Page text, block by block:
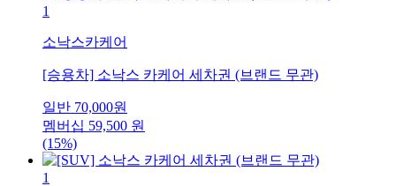
1
소낙스카케어
[승용차] 소낙스 카케어 세차권 (브랜드 무관)
일반 70,000원
멤버십 59,500 원
(15%)
1